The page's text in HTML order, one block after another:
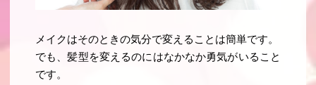
メイクはそのときの気分で変えることは簡単です。
でも、髪型を変えるのにはなかなか勇気がいること
です。